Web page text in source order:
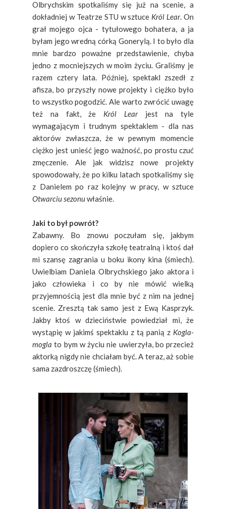
Olbrychskim spotkaliśmy się już na scenie, a
dokładniej w Teatrze STU w sztuce Król Lear. On
grał mojego ojca - tytułowego bohatera, a ja
byłam jego wredną córką Gonerylą. I to było dla
mnie bardzo poważne przedstawienie, chyba
jedno z mocniejszych w moim życiu. Graliśmy je
razem cztery lata. Później, spektakl zszedł z
afisza, bo przyszły nowe projekty i ciężko było
to wszystko pogodzić. Ale warto zwrócić uwagę
też na fakt, że Król Learjest na tyle
wymagającym i trudnym spektaklem - dla nas
aktorów zwłaszcza, że w pewnym momencie
ciężko jest unieść jego ważność, po prostu czuć
zmęczenie. Ale jak widzisz nowe projekty
spowodowały, że po kilku latach spotkaliśmy się
z Danielem po raz kolejny w pracy, w sztuce
Otwarciu sezonuwłaśnie.
Jaki to był powrót?
Zabawny. Bo znowu poczułam się, jakbym
dopiero co skończyła szkołę teatralną i ktoś dał
mi szansę zagrania u boku ikony kina (śmiech).
Uwielbiam Daniela Olbrychskiego jako aktora i
jako człowieka i co by nie mówić wielką
przyjemnością jest dla mnie być z nim na jednej
scenie. Zresztą tak samo jest z Ewą Kasprzyk.
Jakby ktoś w dzieciństwie powiedział mi, że
wystąpię w jakimś spektaklu z tą panią z Kogla-
mogla to bym w życiu nie uwierzyła, bo przecież
aktorką nigdy nie chciałam być. A teraz, aż sobie
sama zazdroszczę (śmiech).